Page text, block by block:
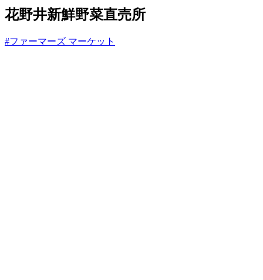
と
花野井新鮮野菜直売所
#ファーマーズ マーケット